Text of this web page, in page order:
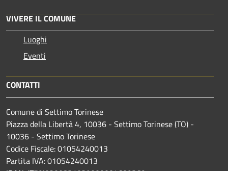
VIVERE IL COMUNE
Luoghi
Eventi
CONTATTI
Comune di Settimo Torinese
Piazza della Libertà 4, 10036 - Settimo Torinese (TO) -
10036 - Settimo Torinese
Codice Fiscale: 01054240013
Partita IVA: 01054240013